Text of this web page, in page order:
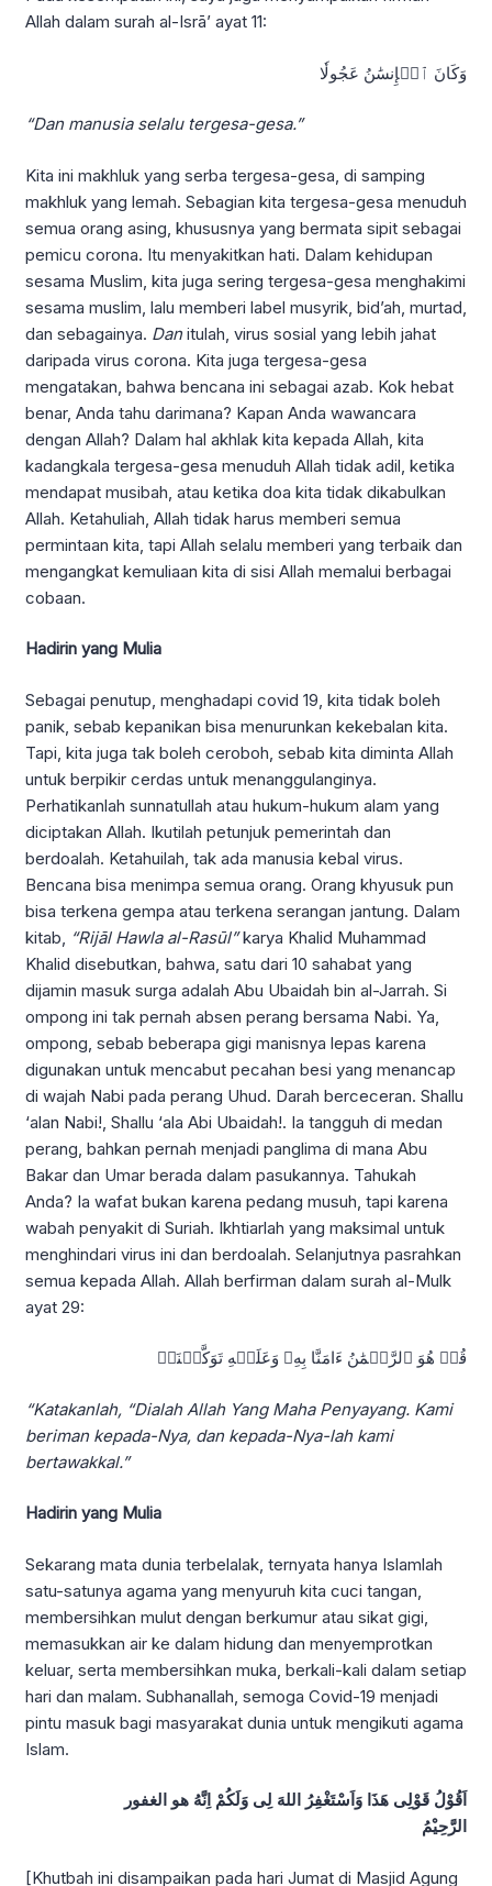
Allah dalam surah al-Isrā’ ayat 11:
وَكَانَ ٱلۡإِنسَٰنُ عَجُولٗا
“Dan manusia selalu tergesa-gesa.”
Kita ini makhluk yang serba tergesa-gesa, di samping
makhluk yang lemah. Sebagian kita tergesa-gesa menuduh
semua orang asing, khususnya yang bermata sipit sebagai
pemicu corona. Itu menyakitkan hati. Dalam kehidupan
sesama Muslim, kita juga sering tergesa-gesa menghakimi
sesama muslim, lalu memberi label musyrik, bid’ah, murtad,
dan sebagainya. Danitulah, virus sosial yang lebih jahat
daripada virus corona. Kita juga tergesa-gesa
mengatakan, bahwa bencana ini sebagai azab. Kok hebat
benar, Anda tahu darimana? Kapan Anda wawancara
dengan Allah? Dalam hal akhlak kita kepada Allah, kita
kadangkala tergesa-gesa menuduh Allah tidak adil, ketika
mendapat musibah, atau ketika doa kita tidak dikabulkan
Allah. Ketahuliah, Allah tidak harus memberi semua
permintaan kita, tapi Allah selalu memberi yang terbaik dan
mengangkat kemuliaan kita di sisi Allah memalui berbagai
cobaan.
Hadirin yang Mulia
Sebagai penutup, menghadapi covid 19, kita tidak boleh
panik, sebab kepanikan bisa menurunkan kekebalan kita.
Tapi, kita juga tak boleh ceroboh, sebab kita diminta Allah
untuk berpikir cerdas untuk menanggulanginya.
Perhatikanlah sunnatullah atau hukum-hukum alam yang
diciptakan Allah. Ikutilah petunjuk pemerintah dan
berdoalah. Ketahuilah, tak ada manusia kebal virus.
Bencana bisa menimpa semua orang. Orang khyusuk pun
bisa terkena gempa atau terkena serangan jantung. Dalam
kitab,
“Rijāl Hawla al-Rasūl”karya Khalid Muhammad
Khalid disebutkan, bahwa, satu dari 10 sahabat yang
dijamin masuk surga adalah Abu Ubaidah bin al-Jarrah. Si
ompong ini tak pernah absen perang bersama Nabi. Ya,
ompong, sebab beberapa gigi manisnya lepas karena
digunakan untuk mencabut pecahan besi yang menancap
di wajah Nabi pada perang Uhud. Darah berceceran. Shallu
‘alan Nabi!, Shallu ‘ala Abi Ubaidah!. Ia tangguh di medan
perang, bahkan pernah menjadi panglima di mana Abu
Bakar dan Umar berada dalam pasukannya. Tahukah
Anda? Ia wafat bukan karena pedang musuh, tapi karena
wabah penyakit di Suriah. Ikhtiarlah yang maksimal untuk
menghindari virus ini dan berdoalah. Selanjutnya pasrahkan
semua kepada Allah. Allah berfirman dalam surah al-Mulk
ayat 29:
قُلۡ هُوَ ٱلرَّحۡمَٰنُ ءَامَنَّا بِهِۦ وَعَلَيۡهِ تَوَكَّلۡنَاۖ
“Katakanlah, “Dialah Allah Yang Maha Penyayang. Kami
beriman kepada-Nya, dan kepada-Nya-lah kami
bertawakkal.”
Hadirin yang Mulia
Sekarang mata dunia terbelalak, ternyata hanya Islamlah
satu-satunya agama yang menyuruh kita cuci tangan,
membersihkan mulut dengan berkumur atau sikat gigi,
memasukkan air ke dalam hidung dan menyemprotkan
keluar, serta membersihkan muka, berkali-kali dalam setiap
hari dan malam. Subhanallah, semoga Covid-19 menjadi
pintu masuk bagi masyarakat dunia untuk mengikuti agama
Islam.
اَقُوْلُ قَوْلِى هَذَا وَاَسْتَغْفِرُ اللهَ لِى وَلَكُمْ اِنَّهُ هو الغفور
الرَّحِيْمُ
[Khutbah ini disampaikan pada hari Jumat di Masjid Agung